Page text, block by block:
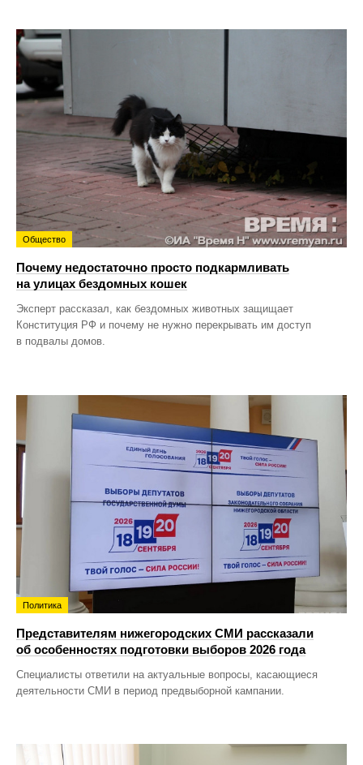
Общество
Почему недостаточно просто подкармливать
на улицах бездомных кошек
Эксперт рассказал, как бездомных животных защищает
Конституция РФ и почему не нужно перекрывать им доступ
в подвалы домов.
Политика
Представителям нижегородских СМИ рассказали
об особенностях подготовки выборов 2026 года
Специалисты ответили на актуальные вопросы, касающиеся
деятельности СМИ в период предвыборной кампании.